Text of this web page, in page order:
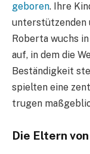
geboren. Ihre
unterstützenden
Roberta wuchs
auf, in dem die
Beständigkeit
spielten eine
trugen
Die Eltern